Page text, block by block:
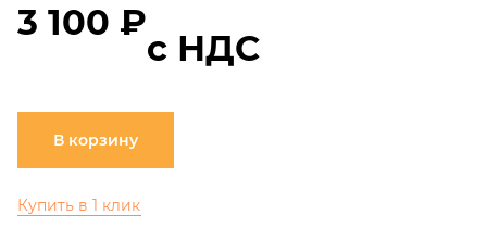
3 100 ₽
с НДС
В корзину
Купить в 1 клик